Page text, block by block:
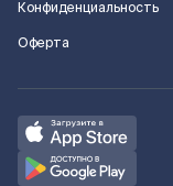
Конфиденциальность
Оферта